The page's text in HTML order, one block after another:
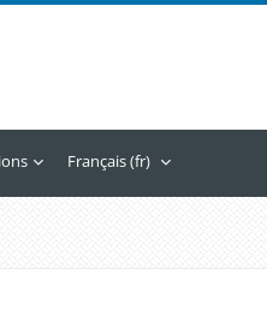
Français ‎(fr)‎